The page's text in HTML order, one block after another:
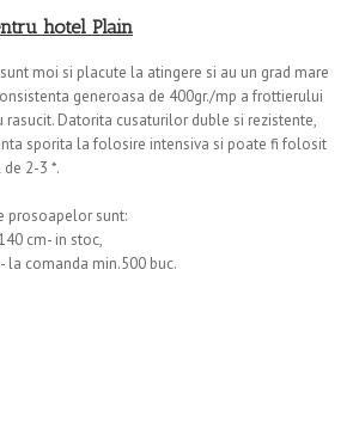
hotel Plain
moi si placute la atingere si au un grad mare
generoasa de 400gr./mp a frottierului
rasucit. Datorita cusaturilor duble si rezistente,
sporita la folosire intensiva si poate fi folosit
2-3 *.
prosoapelor sunt:
cm- in stoc,
la comanda min.500 buc.